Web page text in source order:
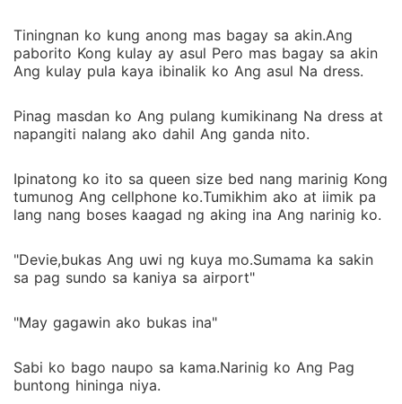
Tiningnan ko kung anong mas bagay sa akin.Ang
paborito Kong kulay ay asul Pero mas bagay sa akin
Ang kulay pula kaya ibinalik ko Ang asul Na dress.
Pinag masdan ko Ang pulang kumikinang Na dress at
napangiti nalang ako dahil Ang ganda nito.
Ipinatong ko ito sa queen size bed nang marinig Kong
tumunog Ang cellphone ko.Tumikhim ako at iimik pa
lang nang boses kaagad ng aking ina Ang narinig ko.
"Devie,bukas Ang uwi ng kuya mo.Sumama ka sakin
sa pag sundo sa kaniya sa airport"
"May gagawin ako bukas ina"
Sabi ko bago naupo sa kama.Narinig ko Ang Pag
buntong hininga niya.